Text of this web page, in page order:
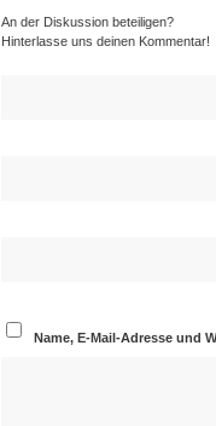
An der Diskussion beteiligen?
Hinterlasse uns deinen Kommentar!
Name, E-Mail-Adresse und